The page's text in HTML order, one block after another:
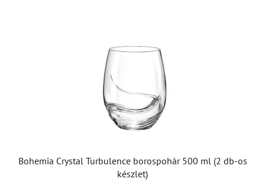
Bohemia Crystal Turbulence borospohár 500 ml (2 db-os
készlet)